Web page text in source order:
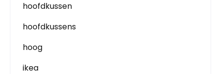
hoofdkussen
hoofdkussens
hoog
ikea